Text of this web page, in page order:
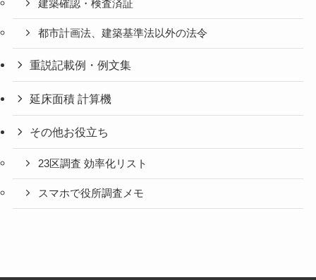
建築確認・検査済証
都市計画法、建築基準法以外の法令
重説記載例・例文集
延床面積 計算機
その他お役立ち
23区調査 効率化リスト
スマホで役所調査メモ